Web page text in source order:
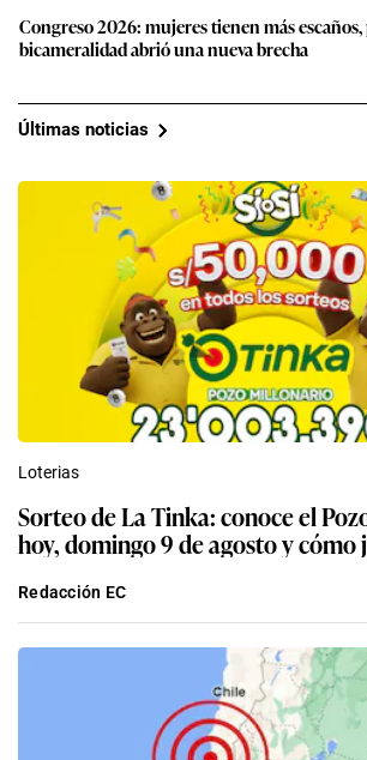
Congreso 2026: mujeres tienen más escaños,
bicameralidad abrió una nueva brecha
Últimas noticias
Loterias
Sorteo de La Tinka: conoce el
hoy, domingo 9 de agosto y cómo
Redacción EC